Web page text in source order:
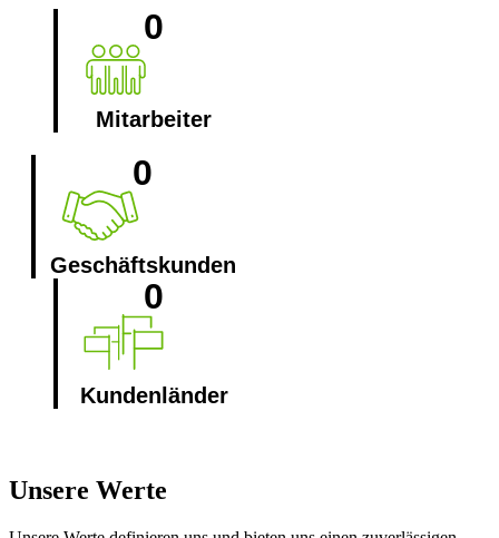
0
Mitarbeiter
0
Geschäfts­kunden
0
Kunden­länder
Unsere Werte